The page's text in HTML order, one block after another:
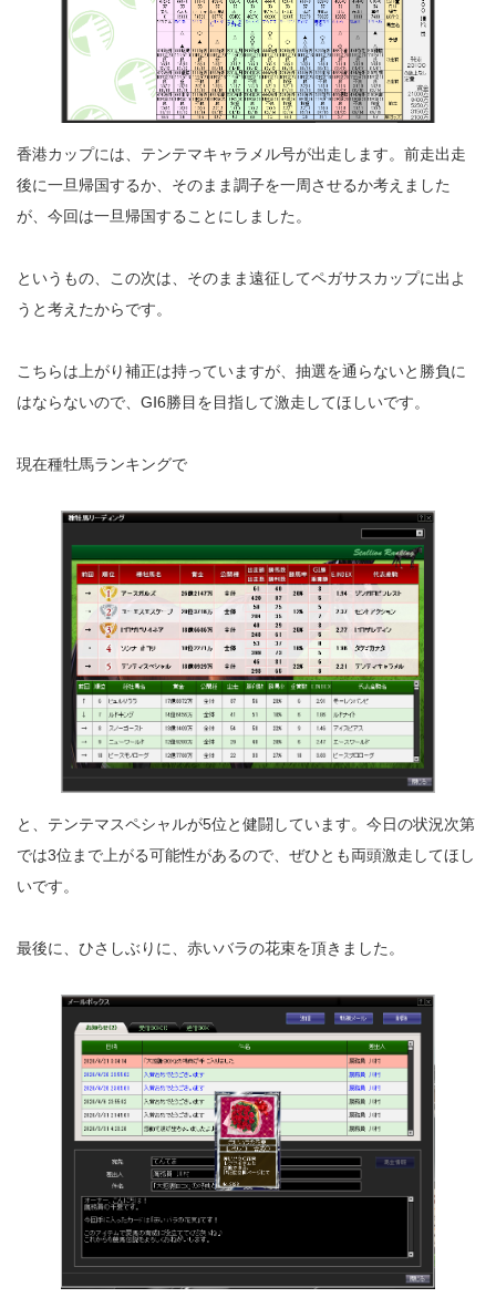
香港カップには、テンテマキャラメル号が出走します。前走出走
後に一旦帰国するか、そのまま調子を一周させるか考えました
が、今回は一旦帰国することにしました。
というもの、この次は、そのまま遠征してペガサスカップに出よ
うと考えたからです。
こちらは上がり補正は持っていますが、抽選を通らないと勝負に
はならないので、GⅠ6勝目を目指して激走してほしいです。
現在種牡馬ランキングで
と、テンテマスペシャルが5位と健闘しています。今日の状況次第
では3位まで上がる可能性があるので、ぜひとも両頭激走してほし
いです。
最後に、ひさしぶりに、赤いバラの花束を頂きました。